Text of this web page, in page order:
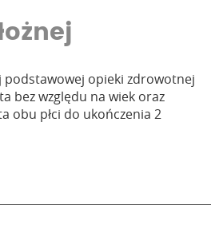
podstawowej opieki zdrowotnej
bez względu na wiek oraz
obu płci do ukończenia 2